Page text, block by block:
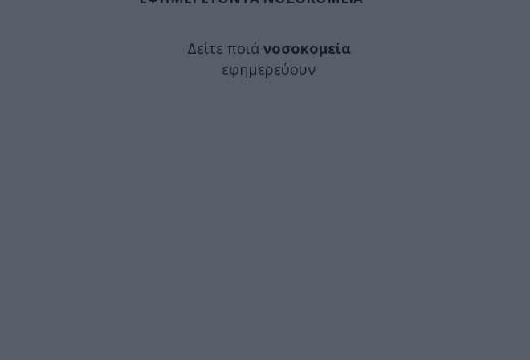
Δείτε ποιά νοσοκομεία
εφημερεύουν